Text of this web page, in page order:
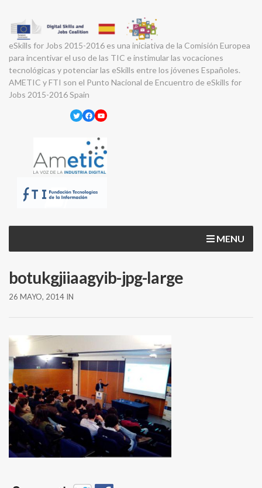
eSkills for Jobs 2015-2016 es una iniciativa de la Comisión Europea
para incentivar el uso de las TIC e instimular las vocaciones
tecnológicas y potenciar las eSkills entre los jóvenes Españoles.
AMETIC y FTI son el Punto Nacional de Encuentro de eSkills for
Jobs 2015-2016 Spain
Twitter
Facebook
YouTube
MENU
botukgjiiaagyib-jpg-large
26 MAYO, 2014 IN